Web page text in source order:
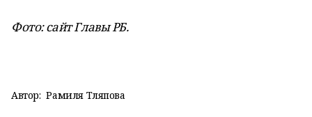
Фото: сайт Главы РБ.
Автор: Рамиля Тляпова